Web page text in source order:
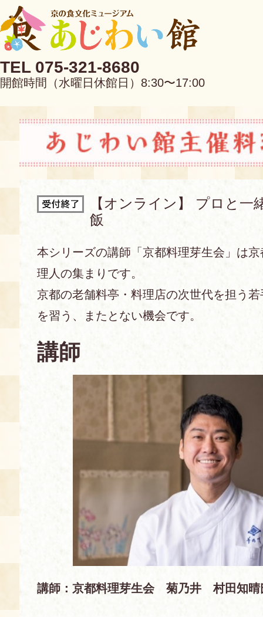
TEL 075-321-8680
開館時間（水曜日休館日）8:30〜17:00
EN 中文
あじわい館とは
アクセス
料理教室
キャンセル・ご変更
食の海援隊・陸援隊 会員限定
展示室のご紹介
空き状況・ご予約
使用料・お支払い方法
団体向け見学・体験
【オンライン】 プロと一
飯
本シリーズの講師「京都料理芽生会」は
理人の集まりです。
京都の老舗料亭・料理店の次世代を担う
を習う、またとない機会です。
講師
講師：京都料理芽生会 菊乃井 村田知晴